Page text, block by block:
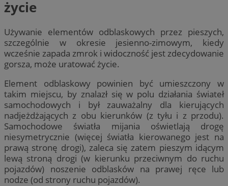
życie
Używanie elementów odblaskowych przez pieszych,
szczególnie w okresie jesienno-zimowym, kiedy
wcześnie zapada zmrok i widoczność jest zdecydowanie
gorsza, może uratować życie.
Element odblaskowy powinien być umieszczony w
takim miejscu, by znalazł się w polu działania świateł
samochodowych i był zauważalny dla kierujących
nadjeżdżających z obu kierunków (z tyłu i z przodu).
Samochodowe światła mijania oświetlają drogę
niesymetrycznie (więcej światła kierowanego jest na
prawą stronę drogi), zaleca się zatem pieszym idącym
lewą stroną drogi (w kierunku przeciwnym do ruchu
pojazdów) noszenie odblasków na prawej ręce lub
nodze (od strony ruchu pojazdów).